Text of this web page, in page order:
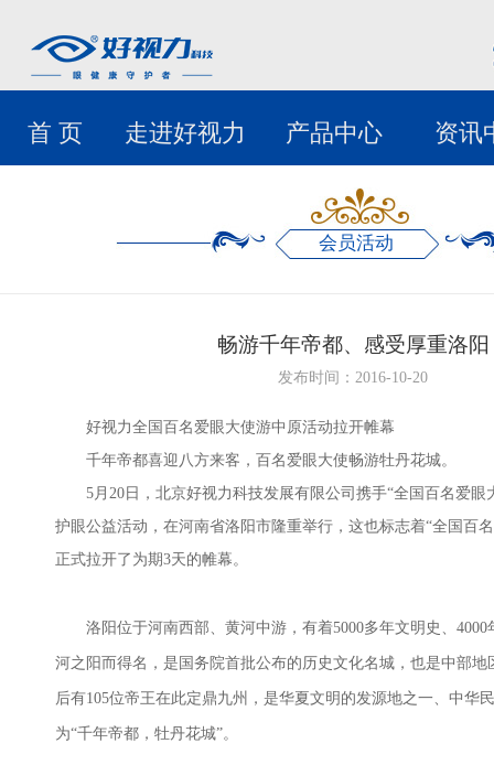
首 页 走进好视力 产品中心 资讯
会员活动
畅游千年帝都、感受厚重洛阳
发布时间：2016-10-20
好视力全国百名爱眼大使游中原活动拉开帷幕
千年帝都喜迎八方来客，百名爱眼大使畅游牡丹花城。
5月 20 日，北京好视力科技发展有限公司携手“全国百名爱眼
护眼公益活动，在河南省洛阳市隆重举行，这也标志着“全国百
正式拉开了为期3天的帷幕。
洛阳位于河南西部、黄河中游，有着5000多年文明史、 4000
河之阳而得名，是国务院首批公布的历史文化名城，也是中部地
后有105位帝王在此定鼎九州，是华夏文明的发源地之一、中华
为“千年帝都，牡丹花城”。